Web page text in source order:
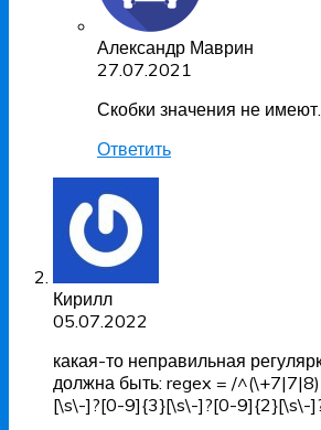
Александр Маврин
27.07.2021
Скобки значения не
Ответить
Кирилл
05.07.2022
какая-то неправильная
должна быть: regex = /
[\s\-]?[0-9]{3}[\s\-]?[0-9]{2}[\s\-